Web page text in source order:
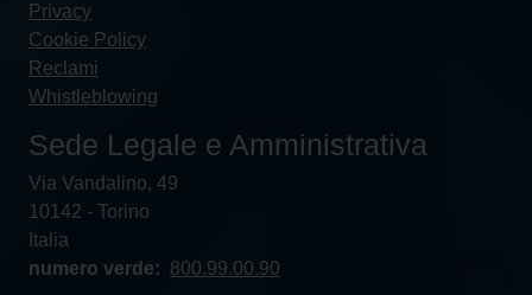
Privacy
Cookie Policy
Reclami
Whistleblowing
Sede Legale e Amministrativa
Via Vandalino, 49
10142 - Torino
Italia
numero verde: 800.99.00.90